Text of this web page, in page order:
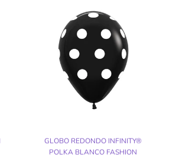
GLOBO REDONDO INFINITY®
POLKA BLANCO FASHION